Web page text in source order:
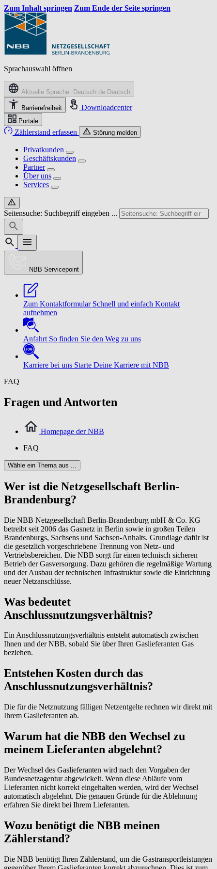
Zum Inhalt springen Zum Ende der Seite springen
Sprachauswahl öffnen
Aktuelle Sprache: Deutsch de Deutsch
Barrierefreiheit Downloadcenter
Portale
Zählerstand erfassen Störung melden
Privatkunden
Geschäftskunden
Partner
Über uns
Services
Seitensuche: Suchbegriff eingeben ...
NBB Servicepoint
Zum Kontaktformular Schnell und einfach Kontakt
aufnehmen
Anfahrt So finden Sie den Weg zu uns
Karriere bei uns Starte Deine Karriere mit NBB
FAQ
Fragen und Antworten
Homepage der NBB
FAQ
Wähle ein Thema aus ...
Wer ist die Netzgesellschaft Berlin-
Brandenburg?
Die NBB Netzgesellschaft Berlin-Brandenburg mbH & Co. KG
betreibt seit 2006 das Gasnetz in Berlin sowie in großen Teilen
Brandenburgs, Sachsens und Sachsen-Anhalts. Grundlage dafür ist
die gesetzlich vorgeschriebene Trennung von Netz- und
Vertriebsbereichen. Die NBB sorgt für einen technisch sicheren
Betrieb der Gasversorgung. Dazu gehören die regelmäßige Wartung
und der Ausbau der technischen Infrastruktur sowie die Einrichtung
neuer Netzanschlüsse.
Was bedeutet
Anschlussnutzungsverhältnis?
Ein Anschlussnutzungsverhältnis entsteht automatisch zwischen
Ihnen und der NBB, sobald Sie über Ihren Gaslieferanten Gas
beziehen.
Entstehen Kosten durch das
Anschlussnutzungsverhältnis?
Die für die Netznutzung fälligen Netzentgelte rechnen wir direkt mit
Ihrem Gaslieferanten ab.
Warum hat die NBB den Wechsel zu
meinem Lieferanten abgelehnt?
Der Wechsel des Gaslieferanten wird nach den Vorgaben der
Bundesnetzagentur abgewickelt. Wenn diese Abläufe vom
Lieferanten nicht korrekt eingehalten werden, wird der Wechsel
automatisch abgelehnt. Die genauen Gründe für die Ablehnung
erfahren Sie direkt bei Ihrem Lieferanten.
Wozu benötigt die NBB meinen
Zählerstand?
Die NBB benötigt Ihren Zählerstand, um die Gastransportleistungen